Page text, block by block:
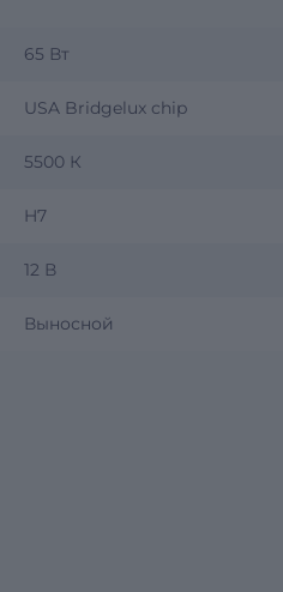
65 Вт
USA Bridgelux chip
5500 К
H7
12 В
Выносной